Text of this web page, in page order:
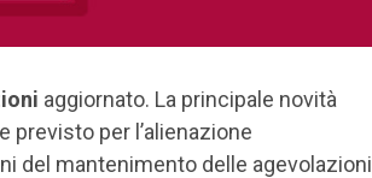
aggiornato. La principale novità
previsto per l’alienazione
del mantenimento delle agevolazioni